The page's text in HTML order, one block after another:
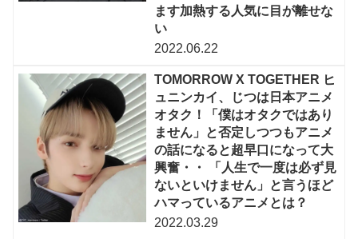
ます加熱する人気に目が離せな
い
2022.06.22
TOMORROW X TOGETHER ヒ
ュニンカイ、じつは日本アニメ
オタク！「僕はオタクではあり
ません」と否定しつつもアニメ
の話になると超早口になって大
興奮・・ 「人生で一度は必ず見
ないといけません」と言うほど
ハマっているアニメとは？
2022.03.29